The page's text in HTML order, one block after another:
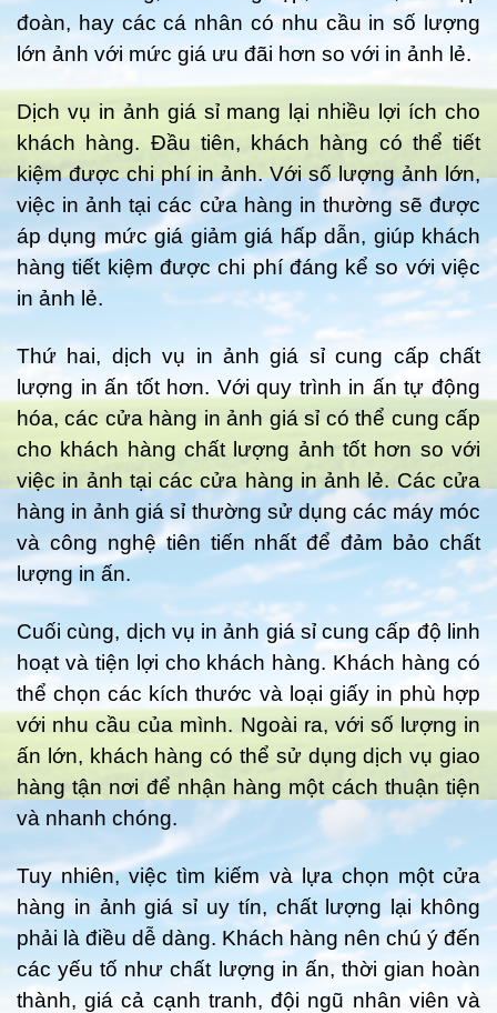
đoàn, hay các cá nhân có nhu cầu in số lượng
lớn ảnh với mức giá ưu đãi hơn so với in ảnh lẻ.
Dịch vụ in ảnh giá sỉ mang lại nhiều lợi ích cho
khách hàng. Đầu tiên, khách hàng có thể tiết
kiệm được chi phí in ảnh. Với số lượng ảnh lớn,
việc in ảnh tại các cửa hàng in thường sẽ được
áp dụng mức giá giảm giá hấp dẫn, giúp khách
hàng tiết kiệm được chi phí đáng kể so với việc
in ảnh lẻ.
Thứ hai, dịch vụ in ảnh giá sỉ cung cấp chất
lượng in ấn tốt hơn. Với quy trình in ấn tự động
hóa, các cửa hàng in ảnh giá sỉ có thể cung cấp
cho khách hàng chất lượng ảnh tốt hơn so với
việc in ảnh tại các cửa hàng in ảnh lẻ. Các cửa
hàng in ảnh giá sỉ thường sử dụng các máy móc
và công nghệ tiên tiến nhất để đảm bảo chất
lượng in ấn.
Cuối cùng, dịch vụ in ảnh giá sỉ cung cấp độ linh
hoạt và tiện lợi cho khách hàng. Khách hàng có
thể chọn các kích thước và loại giấy in phù hợp
với nhu cầu của mình. Ngoài ra, với số lượng in
ấn lớn, khách hàng có thể sử dụng dịch vụ giao
hàng tận nơi để nhận hàng một cách thuận tiện
và nhanh chóng.
Tuy nhiên, việc tìm kiếm và lựa chọn một cửa
hàng in ảnh giá sỉ uy tín, chất lượng lại không
phải là điều dễ dàng. Khách hàng nên chú ý đến
các yếu tố như chất lượng in ấn, thời gian hoàn
thành, giá cả cạnh tranh, đội ngũ nhân viên và